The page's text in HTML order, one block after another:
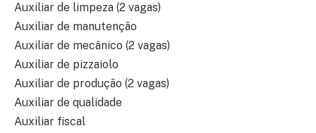
Auxiliar de limpeza (2 vagas)
Auxiliar de manutenção
Auxiliar de mecânico (2 vagas)
Auxiliar de pizzaiolo
Auxiliar de produção (2 vagas)
Auxiliar de qualidade
Auxiliar fiscal